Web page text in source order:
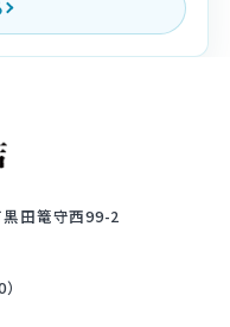
田篭守西99-2